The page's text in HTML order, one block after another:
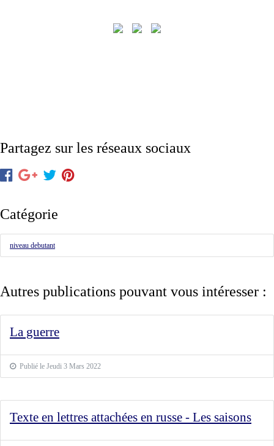
Partagez sur les réseaux sociaux
Catégorie
niveau debutant
Autres publications pouvant vous intéresser :
La guerre
Publié le Jeudi 3 Mars 2022
Texte en lettres attachées en russe - Les saisons